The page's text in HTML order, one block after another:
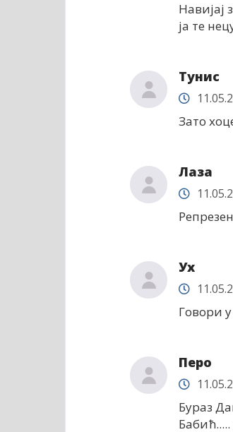
Навијај
ја те
Тунис
Зато
Лаза
Ух
Говори
Перо
Бураз